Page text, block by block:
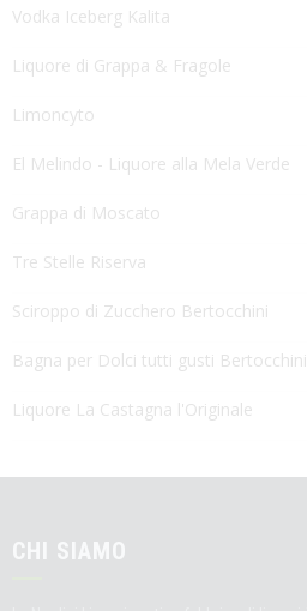
Vodka Iceberg Kalita
Liquore di Grappa & Fragole
Limoncyto
El Melindo - Liquore alla Mela Verde
Grappa di Moscato
Tre Stelle Riserva
Sciroppo di Zucchero Bertocchini
Bagna per Dolci tutti gusti Bertocchini
Liquore La Castagna l'Originale
CHI SIAMO